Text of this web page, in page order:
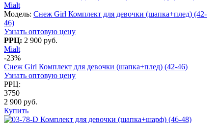
Mialt
Модель: Снеж Girl Комплект для девочки (шапка+плед) (42-
46)
Узнать оптовую цену
РРЦ: 2 900 руб.
Mialt
-23%
Снеж Girl Комплект для девочки (шапка+плед) (42-46)
Узнать оптовую цену
РРЦ:
3750
2 900 руб.
Купить